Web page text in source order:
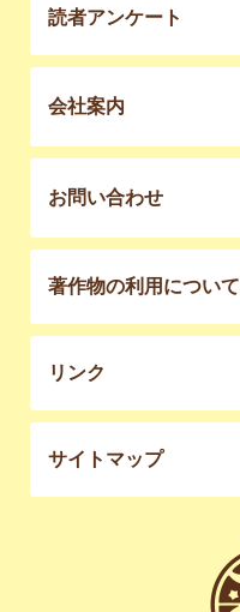
読者アンケート
会社案内
お問い合わせ
著作物の利用について
リンク
サイトマップ